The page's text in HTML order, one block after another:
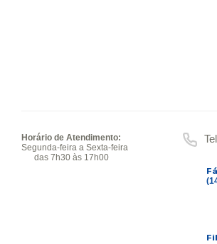
Horário de Atendimento:
Segunda-feira a Sexta-feira
das 7h30 às 17h00